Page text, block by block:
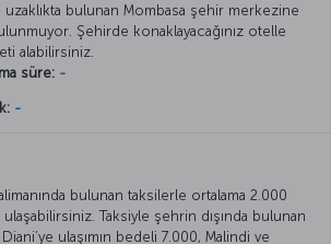
uzaklıkta bulunan Mombasa şehir merkezine
Şehirde konaklayacağınız otelle
alabilirsiniz.
süre: -
-
bulunan taksilerle ortalama 2.000
Taksiyle şehrin dışında bulunan
ulaşımın bedeli 7.000, Malindi ve